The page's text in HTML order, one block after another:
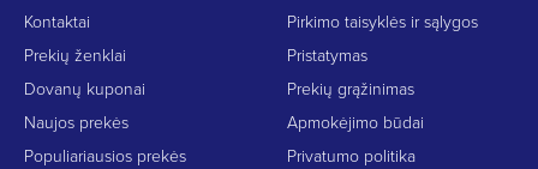
Kontaktai
Prekių ženklai
Dovanų kuponai
Naujos prekės
Populiariausios prekės
Pirkimo taisyklės ir sąlygos
Pristatymas
Prekių grąžinimas
Apmokėjimo būdai
Privatumo politika